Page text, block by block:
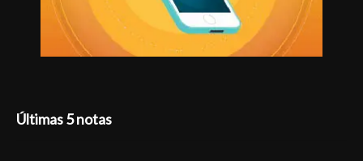
Últimas 5 notas